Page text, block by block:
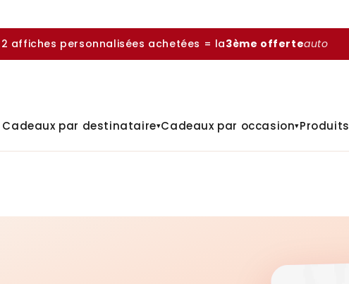
2 affiches personnalisées achetées = la3ème offerteauto
Cadeaux par destinataire▾Cadeaux par occasion▾Produits